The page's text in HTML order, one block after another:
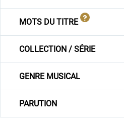
MOTS DU TITRE
COLLECTION / SÉRIE
GENRE MUSICAL
PARUTION